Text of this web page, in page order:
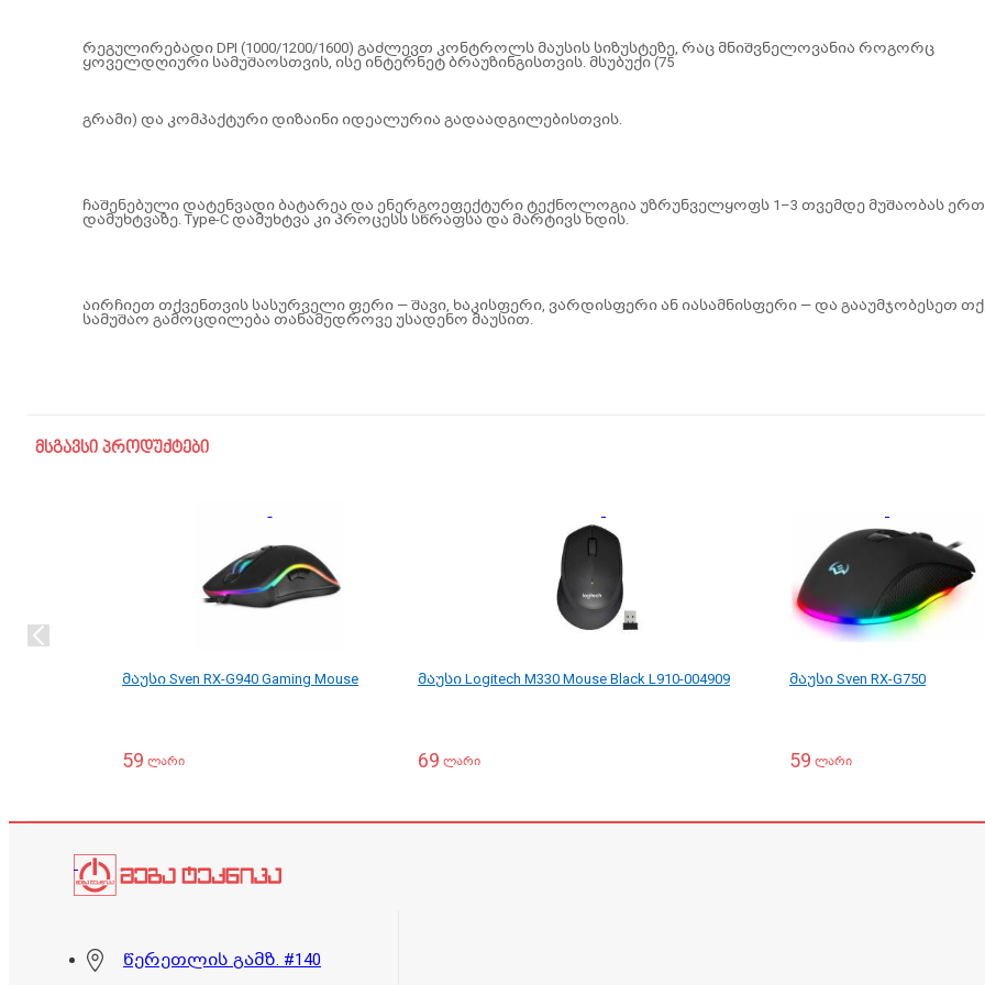
რეგულირებადი DPI (1000/1200/1600) გაძლევთ კონტროლს მაუსის სიზუსტეზე, რაც მნიშვნელოვანია როგორც
ყოველდღიური სამუშაოსთვის, ისე ინტერნეტ ბრაუზინგისთვის. მსუბუქი (75
გრამი) და კომპაქტური დიზაინი იდეალურია გადაადგილებისთვის.
ჩაშენებული დატენვადი ბატარეა და ენერგოეფექტური ტექნოლოგია უზრუნველყოფს 1–3 თვემდე მუშაობას ერთ
დამუხტვაზე. Type-C დამუხტვა კი პროცესს სწრაფსა და მარტივს ხდის.
აირჩიეთ თქვენთვის სასურველი ფერი — შავი, ხაკისფერი, ვარდისფერი ან იასამნისფერი — და გააუმჯობესეთ
სამუშაო გამოცდილება თანამედროვე უსადენო მაუსით.
მსგავსი პროდუქტები
მაუსი Sven RX-G940 Gaming Mouse
59 ლარი
მაუსი Logitech M330 Mouse Black L910-004909
69 ლარი
მაუსი Sven RX-G750
59 ლარი
წერეთლის გამზ. #140